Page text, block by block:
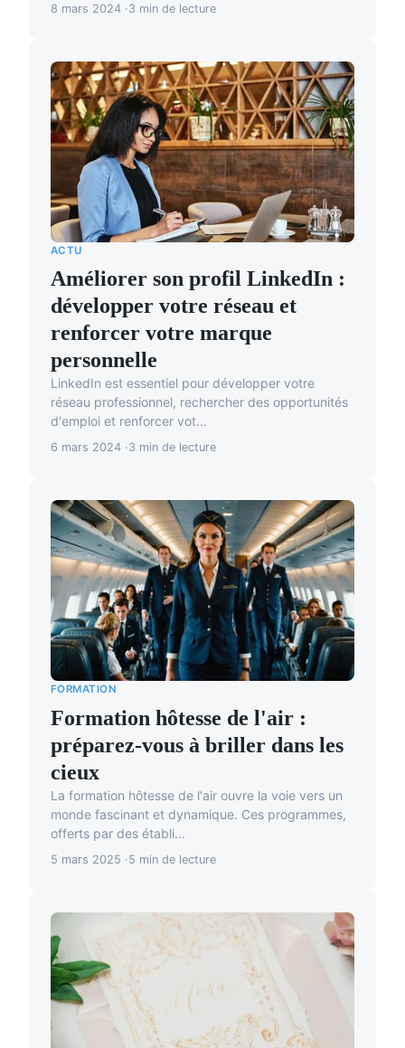
8 mars 2024 3 min de lecture
ACTU
Améliorer son profil LinkedIn :
développer votre réseau et
renforcer votre marque
personnelle
LinkedIn est essentiel pour développer votre
réseau professionnel, rechercher des opportunités
d'emploi et renforcer vot...
6 mars 2024 3 min de lecture
FORMATION
Formation hôtesse de l'air :
préparez-vous à briller dans les
cieux
La formation hôtesse de l'air ouvre la voie vers un
monde fascinant et dynamique. Ces programmes,
offerts par des établi...
5 mars 2025 5 min de lecture